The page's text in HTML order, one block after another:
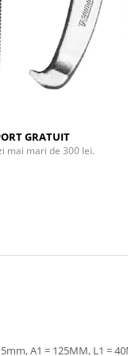
GRATUIT
mai mari de 300 lei.
A1 = 125MM, L1 =